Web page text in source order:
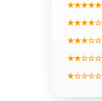
★★★★★
★★★★☆
★★★☆☆
★★☆☆☆
★☆☆☆☆